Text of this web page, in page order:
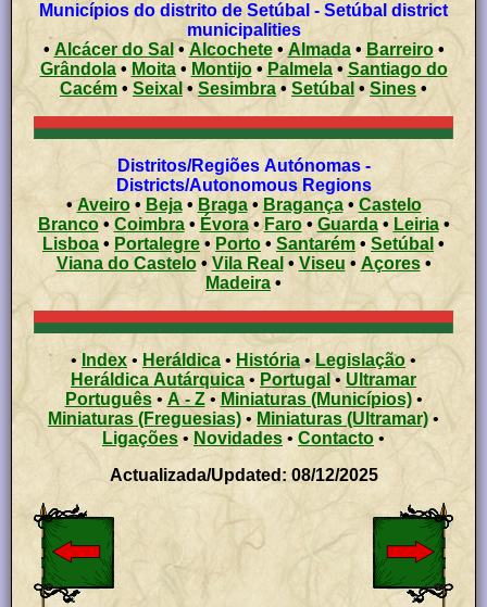
Municípios do distrito de Setúbal - Setúbal district
municipalities
• Alcácer do Sal •Alcochete•Almada• Barreiro•
Grândola• Moita• Montijo•Palmela•Santiago do
Cacém •Seixal • Sesimbra• Setúbal •Sines •
Distritos/Regiões Autónomas -
Districts/Autonomous Regions
•Aveiro• Beja• Braga• Bragança• Castelo
Branco•Coimbra• Évora• Faro• Guarda• Leiria•
Lisboa • Portalegre • Porto • Santarém • Setúbal •
Viana do Castelo•Vila Real • Viseu • Açores•
Madeira •
• Index • Heráldica • História•Legislação •
Heráldica Autárquica • Portugal • Ultramar
Português• A - Z• Miniaturas (Municípios)•
Miniaturas (Freguesias)• Miniaturas (Ultramar)•
Ligações• Novidades • Contacto •
Actualizada/Updated: 08/12/2025